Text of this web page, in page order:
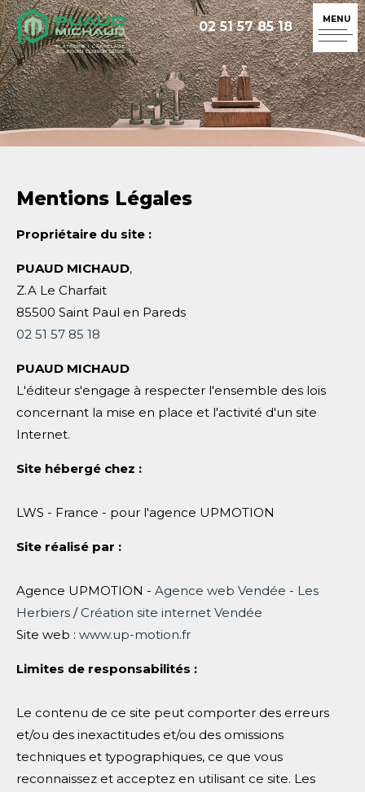
02 51 57 85 18
Mentions Légales
Propriétaire du site :
PUAUD MICHAUD,
Z.A Le Charfait
85500 Saint Paul en Pareds
02 51 57 85 18
PUAUD MICHAUD
L'éditeur s'engage à respecter l'ensemble des lois
concernant la mise en place et l'activité d'un site
Internet.
Site hébergé chez :
LWS - France - pour l'agence UPMOTION
Site réalisé par :
Agence UPMOTION - Agence web Vendée - Les
Herbiers / Création site internet Vendée
Site web : www.up-motion.fr
Limites de responsabilités :
Le contenu de ce site peut comporter des erreurs
et/ou des inexactitudes et/ou des omissions
techniques et typographiques, ce que vous
reconnaissez et acceptez en utilisant ce site. Les